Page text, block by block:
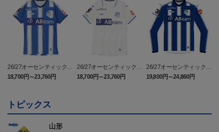
26/27オーセンティックユ
ニフォーム半袖（FP1st）
18,700円～23,760円
26/27オーセンティックユ
ニフォーム半袖（FP2n
d）
18,700円～23,760円
26/27オーセンティックユ
ニフォーム長袖（FP1st）
19,800円～24,860円
トピックス
山形